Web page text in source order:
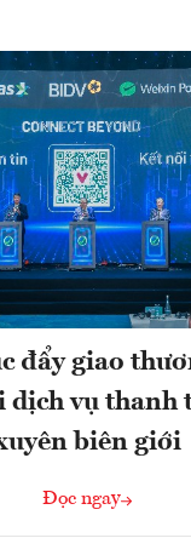
đẩy giao
dịch vụ thanh
biên giới
Đọc ngay